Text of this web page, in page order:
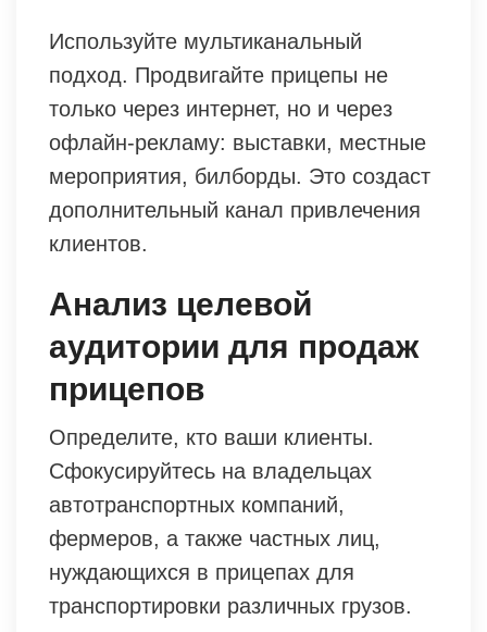
Используйте мультиканальный
подход. Продвигайте прицепы не
только через интернет, но и через
офлайн-рекламу: выставки, местные
мероприятия, билборды. Это создаст
дополнительный канал привлечения
клиентов.
Анализ целевой
аудитории для продаж
прицепов
Определите, кто ваши клиенты.
Сфокусируйтесь на владельцах
автотранспортных компаний,
фермеров, а также частных лиц,
нуждающихся в прицепах для
транспортировки различных грузов.